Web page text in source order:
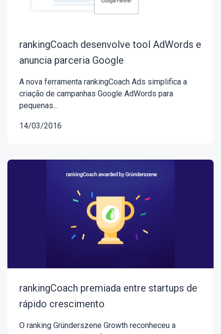
rankingCoach desenvolve tool AdWords e
anuncia parceria Google
A nova ferramenta rankingCoach Ads simplifica a
criação de campanhas Google AdWords para
pequenas...
14/03/2016
rankingCoach premiada entre startups de
rápido crescimento
O ranking Gründerszene Growth reconheceu a